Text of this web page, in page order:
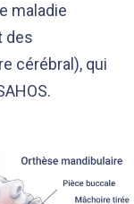
maladie
des
cérébral), qui